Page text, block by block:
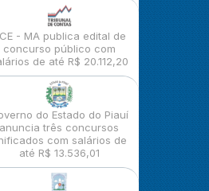
- MA publica edital de
concurso público com
de até R$ 20.112,20
do Estado do Piauí
anuncia três concursos
com salários de
até R$ 13.536,01